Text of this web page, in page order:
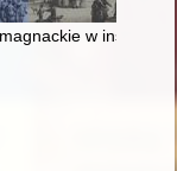
w Toporowicach
w